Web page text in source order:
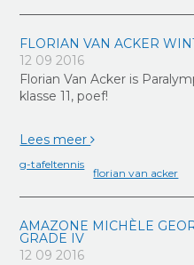
FLORIAN VAN ACKER
12 09 2016
Florian Van Acker is
klasse 11, poef!
Lees meer
g-tafeltennis
florian van acker
AMAZONE MICHÈLE
GRADE IV
12 09 2016